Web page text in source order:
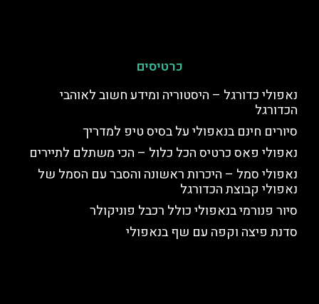
כרטיסים
נאפולי כדורגל – היסטוריה ומידע חשוב לאוהבי
הכדורגל
סיורים חינם בנאפולי על בסיס טיפ למדריך
נאפולי פאס כרטיס הכל כלול – הכי משתלם לתיירים
נאפולי סמל – היכרות ראשונה והסבר עם הסמל של
נאפולי קבוצת הכדורגל
סיור פנורמי בנאפולי כולל רכבל פוניקולר
סדנת פיצה וקפה עם שף בנאפולי